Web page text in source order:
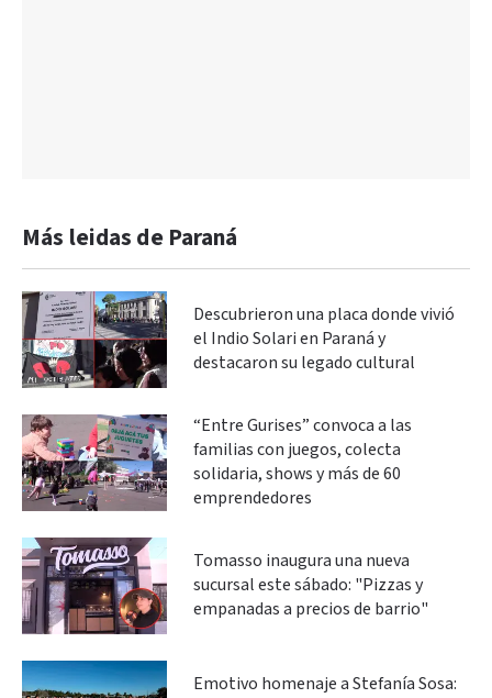
Más leidas de Paraná
Descubrieron una placa donde vivió
el Indio Solari en Paraná y
destacaron su legado cultural
“Entre Gurises” convoca a las
familias con juegos, colecta
solidaria, shows y más de 60
emprendedores
Tomasso inaugura una nueva
sucursal este sábado: "Pizzas y
empanadas a precios de barrio"
Emotivo homenaje a Stefanía Sosa: